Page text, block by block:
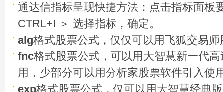
通达信指标呈现快捷方法：点击指标面板
CTRL+I ＞ 选择指标，确定。
alg格式股票公式，仅仅可以用飞狐交易
fnc格式股票公式，可以用大智慧新一代
用，少部分可以用分析家股票软件引入使
exp格式股票公式，仅可以用大智慧经典